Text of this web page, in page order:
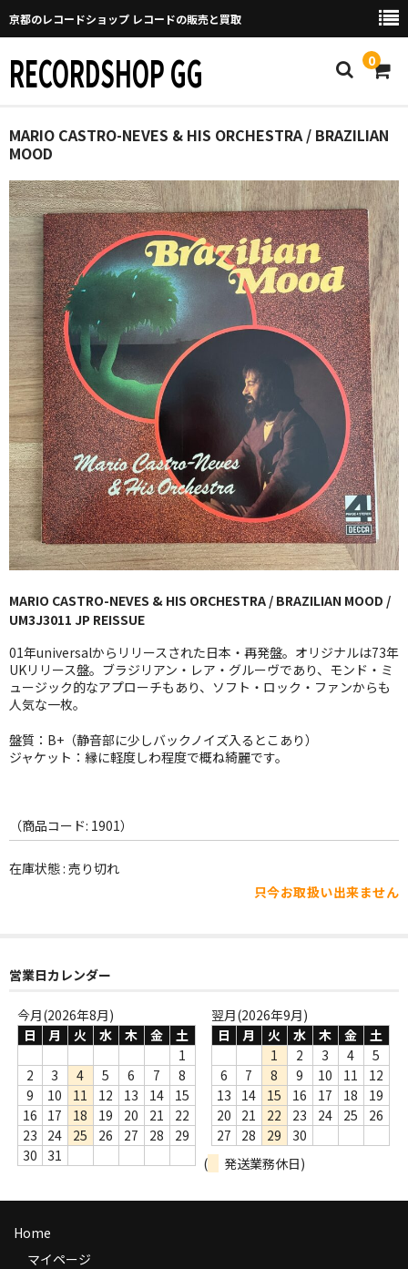
京都のレコードショップ レコードの販売と買取
RECORDSHOP GG 0
Home
GGについて
買取について
取り置きなどについて
Categories
New Arrivals
新譜
GG RECORD （当店のレーベル）
全商品
JAZZ-US
BLUE NOTE
JAZZ-JP
JAZZ-VOCAL
J-POP
ROCK
WORLD
その他
Webのみ no.1
Webのみ no.2
Webのみ no.3
Webのみ no.4
売り切れ
Help
送料
商品の発送
MARIO CASTRO-NEVES & HIS ORCHESTRA / BRAZILIAN
MOOD
MARIO CASTRO-NEVES & HIS ORCHESTRA / BRAZILIAN MOOD /
UM3J3011 JP REISSUE
01年universalからリリースされた日本・再発盤。オリジナルは73年
UKリリース盤。ブラジリアン・レア・グルーヴであり、モンド・ミ
ュージック的なアプローチもあり、ソフト・ロック・ファンからも
人気な一枚。
盤質：B+（静音部に少しバックノイズ入るとこあり）
ジャケット：縁に軽度しわ程度で概ね綺麗です。
（商品コード: 1901）
在庫状態 : 売り切れ
只今お取扱い出来ません
営業日カレンダー
今月(2026年8月)
日
月 火 水 木 金
土
1
2
3 4 5 6 7
8
9
10 11 12 13 14
15
16
17 18 19 20 21
22
23
24 25 26 27 28
29
30
31
翌月(2026年9月)
日
月 火 水 木 金
土
1
2 3 4
5
6
7 8 9 10 11
12
13
14 15 16 17 18
19
20
21 22 23 24 25
26
27
28 29
30
(
発送業務休日)
Home
マイページ